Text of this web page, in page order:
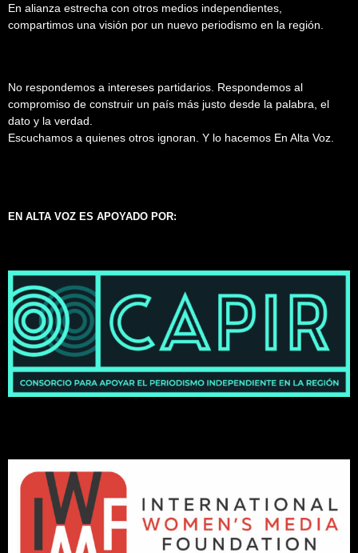
En alianza estrecha con otros medios independientes,
compartimos una visión por un nuevo periodismo en la región.
No respondemos a intereses partidarios. Respondemos al
compromiso de construir un país más justo desde la palabra, el
dato y la verdad.
Escuchamos a quienes otros ignoran. Y lo hacemos En Alta Voz.
EN ALTA VOZ ES APOYADO POR: